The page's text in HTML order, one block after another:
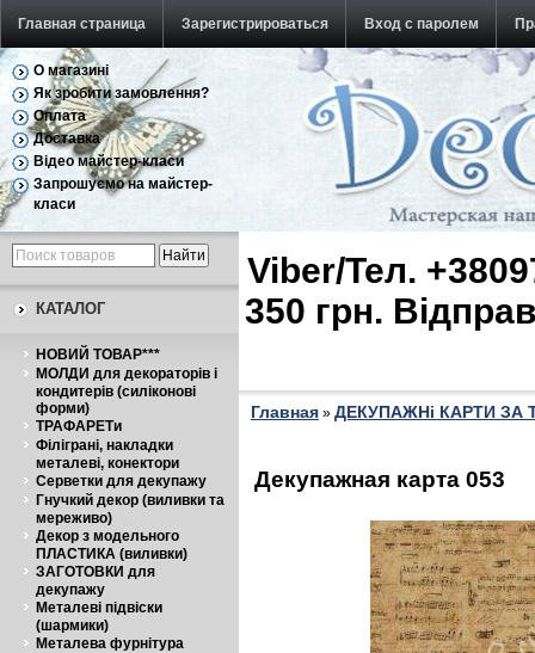
Главная страница Зарегистрироваться Вход с паролем
Обратная связь
О магазині
Як зробити замовлення?
Оплата
Доставка
Відео майстер-класи
Запрошуємо на майстер-
класи
КАТАЛОГ
НОВИЙ ТОВАР***
МОЛДИ для декораторів і
кондитерів (силіконові
форми)
ТРАФАРЕТи
Філіграні, накладки
металеві, конектори
Серветки для декупажу
Гнучкий декор (виливки та
мереживо)
Декор з модельного
ПЛАСТИКА (виливки)
ЗАГОТОВКИ для
декупажу
Металеві підвіски
(шармики)
Металева фурнітура
Viber/Тел.
350 грн.
Главная » ДЕКУПАЖНі КАРТИ ЗА
Декупажная карта 053